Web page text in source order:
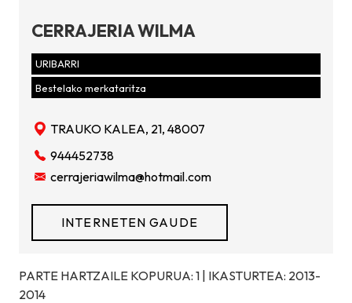
CERRAJERIA WILMA
URIBARRI
Bestelako merkataritza
TRAUKO KALEA, 21, 48007
944452738
cerrajeriawilma@hotmail.com
INTERNETEN GAUDE
PARTE HARTZAILE KOPURUA: 1 | IKASTURTEA: 2013-
2014